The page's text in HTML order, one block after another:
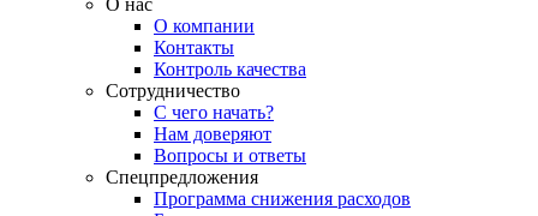
О компании
Контакты
Контроль качества
Сотрудничество
С чего начать?
Нам доверяют
Вопросы и ответы
Спецпредложения
Программа снижения расходов